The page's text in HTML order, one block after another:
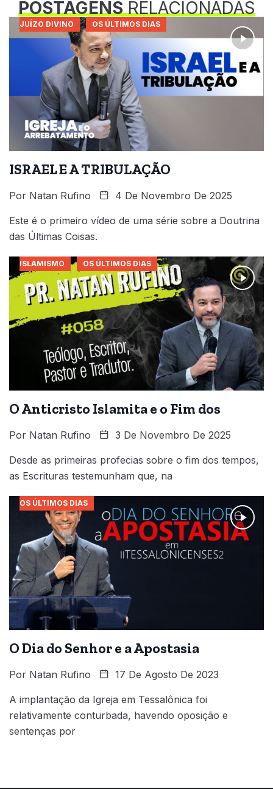
POSTAGENSRELACIONADAS
JUÍZO DIVINO OS ÚLTIMOS DIAS
ISRAEL E A TRIBULAÇÃO
Por Natan Rufino 4 De Novembro De 2025
Este é o primeiro vídeo de uma série sobre a Doutrina
das Últimas Coisas.
ISLAMISMO OS ÚLTIMOS DIAS
O Anticristo Islamita e o Fim dos
Por Natan Rufino 3 De Novembro De 2025
Desde as primeiras profecias sobre o fim dos tempos,
as Escrituras testemunham que, na
OS ÚLTIMOS DIAS
O Dia do Senhor e a Apostasia
Por Natan Rufino 17 De Agosto De 2023
A implantação da Igreja em Tessalônica foi
relativamente conturbada, havendo oposição e
sentenças por